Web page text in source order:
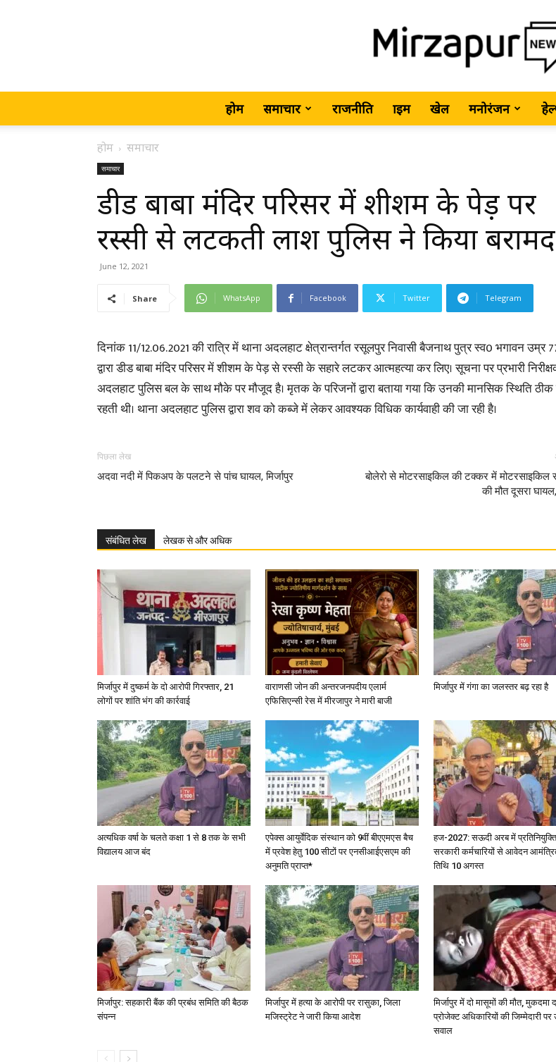
•
Hindi
News,
Latest
News
in
Hindi,
Today
Hindi
होम समाचार राजनीति क्राइम खेल मनोरंजन
होम समाचार
समाचार
डीड बाबा मंदिर परिसर में शीशम के पेड़ पर
रस्सी से लटकती लाश पुलिस ने किया बरामद
June 12, 2021
Share WhatsApp Facebook Twitter Telegram
दिनांक 11/12.06.2021 की रात्रि में थाना अदलहाट क्षेत्रान्तर्गत रसूलपुर निवासी बैजनाथ पुत्र स्व0 भगावन उम्र
द्वारा डीड बाबा मंदिर परिसर में शीशम के पेड़ से रस्सी के सहारे लटकर आत्महत्या कर लिए। सूचना पर प्रभारी
अदलहाट पुलिस बल के साथ मौके पर मौजूद है। मृतक के परिजनों द्वारा बताया गया कि उनकी मानसिक स्थिति ठीक
रहती थी। थाना अदलहाट पुलिस द्वारा शव को कब्जे में लेकर आवश्यक विधिक कार्यवाही की जा रही है।
पिछला लेख
अदवा नदी में पिकअप के पलटने से पांच घायल, मिर्जापुर
बोलेरो से मोटरसाइकिल की टक्कर में मोटरसाइकिल
की मौत दूसरा घायल,
संबंधित लेख लेखक से और अधिक
मिर्जापुर में दुष्कर्म के दो आरोपी गिरफ्तार, 21
लोगों पर शांति भंग की कार्रवाई
वाराणसी जोन की अन्तरजनपदीय एलार्म
एफिसिएन्सी रेस में मीरजापुर ने मारी बाजी
मिर्जापुर में गंगा का जलस्तर बढ़ रहा है
अत्यधिक वर्षा के चलते कक्षा 1 से 8 तक के सभी
विद्यालय आज बंद
एपेक्स आयुर्वेदिक संस्थान को 9वीं बीएएमएस बैच
में प्रवेश हेतु 100 सीटों पर एनसीआईएसएम की
अनुमति प्राप्त*
हज-2027: सऊदी अरब में
सरकारी कर्मचारियों से आवेदन
तिथि 10 अगस्त
मिर्जापुर: सहकारी बैंक की प्रबंध समिति की बैठक
संपन्न
मिर्जापुर में हत्या के आरोपी पर रासुका, जिला
मजिस्ट्रेट ने जारी किया आदेश
मिर्जापुर में दो मासूमों की मौत, मुकदमा
प्रोजेक्ट अधिकारियों की जिम्मेदारी
सवाल